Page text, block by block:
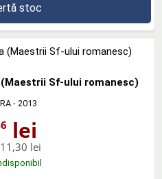
stoc
Sf-ului romanesc)
- 2013
lei
11,30 lei